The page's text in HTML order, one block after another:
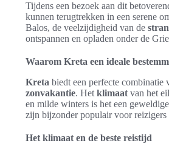
Tijdens een bezoek aan dit
kunnen terugtrekken in een serene
Balos, de veelzijdigheid van de
ontspannen en opladen onder de
Waarom Kreta een ideale
Kreta biedt een perfecte combinatie
zonvakantie. Het klimaat van het
en milde winters is het een
zijn bijzonder populair voor
Het klimaat en de beste reistijd